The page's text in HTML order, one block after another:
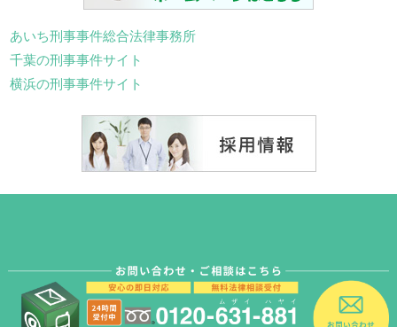
あいち刑事事件総合法律事務所
千葉の刑事事件サイト
横浜の刑事事件サイト